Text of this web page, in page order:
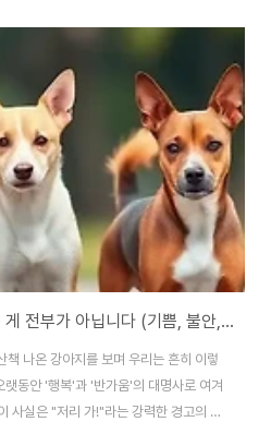
심각해질 뿐입니다.이 글은 식분증 때문
본적인 해결책입니다. 우리 강아지가
이유를 파헤치고, 더 이상 혼내지 않고도
고 효과적인 5단계 솔루션을 제시합니
🐶 강아지 꼬리 언어, 흔드는 게 전부가 아닙니다 (기쁨, 불안, 경고 신호 완벽 해석법)
나온 강아지를 보며 우리는 흔히 이렇
동안 '행복'과 '반가움'의 대명사로 여겨
사실은 "저리 가!"라는 강력한 경고의 의